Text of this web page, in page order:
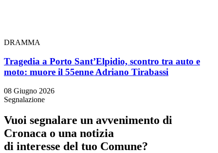
DRAMMA
Tragedia a Porto Sant’Elpidio, scontro tra auto e
moto: muore il 55enne Adriano Tirabassi
08 Giugno 2026
Segnalazione
Vuoi segnalare un avvenimento di
Cronaca o una notizia
di interesse del tuo Comune?